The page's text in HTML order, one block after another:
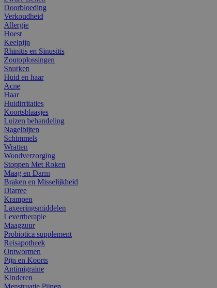
Doorbloeding
Verkoudheid
Allergie
Hoest
Keelpijn
Rhinitis en Sinusitis
Zoutoplossingen
Snurken
Huid en haar
Acne
Haar
Huidirritaties
Koortsblaasjes
Luizen behandeling
Nagelbijten
Schimmels
Wratten
Wondverzorging
Stoppen Met Roken
Maag en Darm
Braken en Misselijkheid
Diarree
Krampen
Laxeeringsmiddelen
Levertherapie
Maagzuur
Probiotica supplement
Reisapotheek
Ontwormen
Pijn en Koorts
Antimigraine
Kinderen
Menstruatie Pijnen